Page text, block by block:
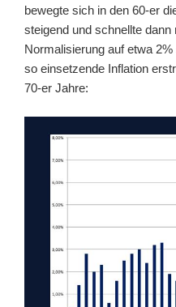
bewegte sich in den 60-er
steigend und schnellte dann
Normalisierung auf etwa
so einsetzende Inflation
70-er Jahre: